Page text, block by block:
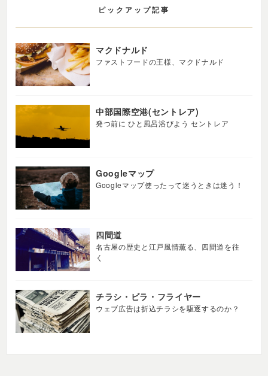
ピックアップ記事
マクドナルド
ファストフードの王様、マクドナルド
中部国際空港(セントレア)
発つ前に ひと風呂浴びよう セントレア
Googleマップ
Googleマップ使ったって迷うときは迷う！
四間道
名古屋の歴史と江戸風情薫る、四間道を往
く
チラシ・ビラ・フライヤー
ウェブ広告は折込チラシを駆逐するのか？